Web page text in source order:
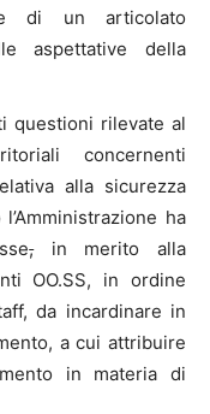
di un articolato
aspettative della
questioni rilevate al
concernenti
alla sicurezza
ha
,in merito alla
OO.SS, in ordine
da incardinare in
a cui attribuire
in materia di